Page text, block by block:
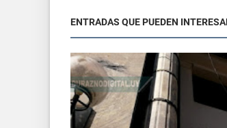
ENTRADAS QUE PUEDEN